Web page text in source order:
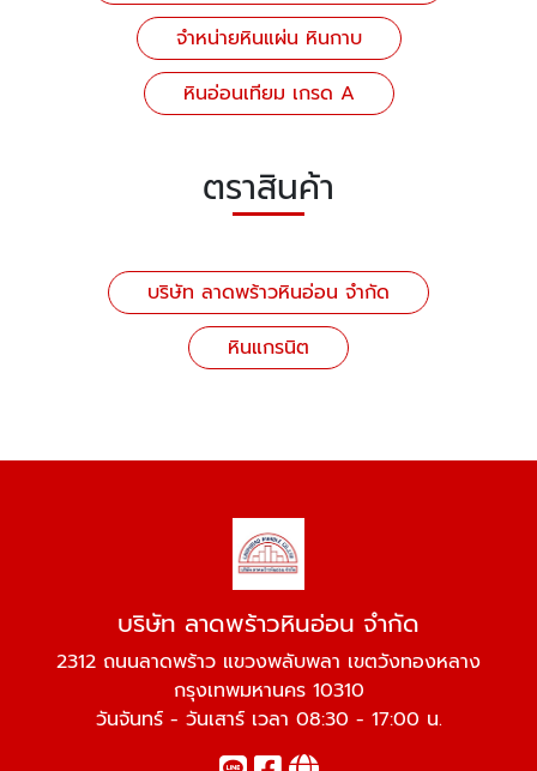
จำหน่ายหินแผ่น หินกาบ
หินอ่อนเทียม เกรด A
ตราสินค้า
บริษัท ลาดพร้าวหินอ่อน จำกัด
หินแกรนิต
บริษัท ลาดพร้าวหินอ่อน จำกัด
2312 ถนนลาดพร้าว แขวงพลับพลา เขตวังทองหลาง
กรุงเทพมหานคร 10310
วันจันทร์ - วันเสาร์ เวลา 08:30 - 17:00 น.